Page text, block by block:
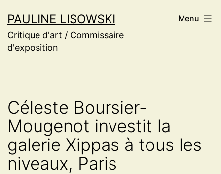
au
contenu
PAULINE LISOWSKI
Critique d'art / Commissaire
d'exposition
Menu
Céleste Boursier-
Mougenot investit la
galerie Xippas à tous les
niveaux, Paris